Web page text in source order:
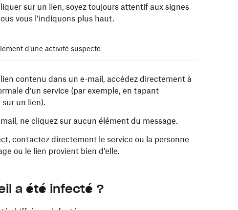
sur un lien, soyez toujours attentif aux signes
vous l’indiquons plus haut.
d’une activité suspecte
contenu dans un e-mail, accédez directement à
d’un service (par exemple, en tapant
un lien).
ne cliquez sur aucun élément du message.
contactez directement le service ou la personne
ou le lien provient bien d’elle.
votre choix pour bloquer les attaques de phishing,
sites malveillants.
a été infecté ?